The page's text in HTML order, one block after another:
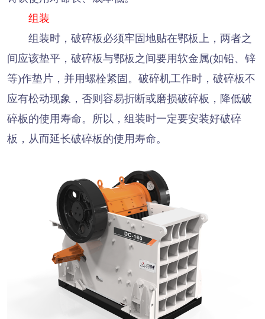
组装
组装时，破碎板必须牢固地贴在鄂板上，两者之
间应该垫平，破碎板与鄂板之间要用软金属(如铅、锌
等)作垫片，并用螺栓紧固。破碎机工作时，破碎板不
应有松动现象，否则容易折断或磨损破碎板，降低破
碎板的使用寿命。所以，组装时一定要安装好破碎
板，从而延长破碎板的使用寿命。